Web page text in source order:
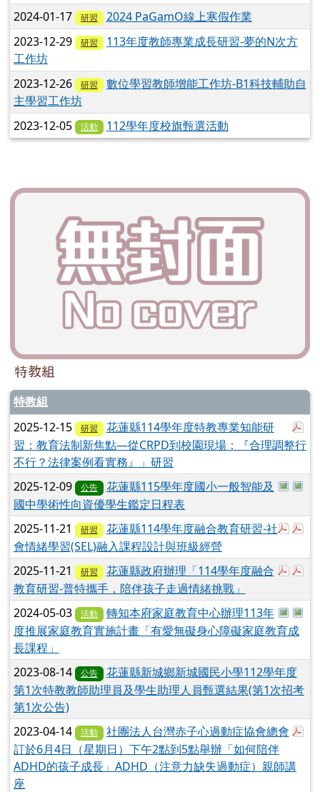
2024-01-17 研習
2024 PaGamO線上寒假作業
2023-12-29
研習
113年度教師專業成長研習-夢的N次方
工作坊
2023-12-26
研習
數位學習教師增能工作坊-B1科技輔助自
主學習工作坊
2023-12-05
活動 112學年度校旗甄選活動
特教組
特教組
2025-12-15 研習
花蓮縣114學年度特教專業知能研
習：教育法制新焦點—從CRPD到校園現場：『合理調整行
不行？法律案例看實務』」研習
於彈
2025-12-09 公告
花蓮縣115學年度國小一般智能及
國中學術性向資優學生鑑定日程表
於彈
2025-11-21 研習
花蓮縣114學年度融合教育研習-社
會情緒學習(SEL)融入課程設計與班級經營
於彈
2025-11-21 研習
花蓮縣政府辦理「114學年度融合
教育研習-普特攜手，陪伴孩子走過情緒挑戰」
於彈
2024-05-03 活動
轉知本府家庭教育中心辦理113年
度推展家庭教育實施計畫「有愛無礙身心障礙家庭教育成
長課程」
2023-08-14
公告
花蓮縣新城鄉新城國民小學112學年度
第1次特教教師助理員及學生助理人員甄選結果(第1次招考
第1次公告)
2023-04-14 活動
社團法人台灣赤子心過動症協會總會
訂於6月4日（星期日）下午2點到5點舉辦「如何陪伴
ADHD的孩子成長」ADHD（注意力缺失過動症）親師講
座